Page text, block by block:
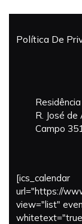
Política De
R. José de
Campo
[ics_calendar
url="https://
view="list"